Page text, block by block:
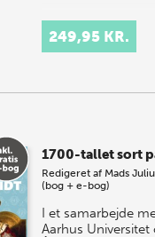
249,95 KR.
1700-tallet sort
Redigeret af Mads
(bog + e-bog)
I et samarbejde
Aarhus Universitet